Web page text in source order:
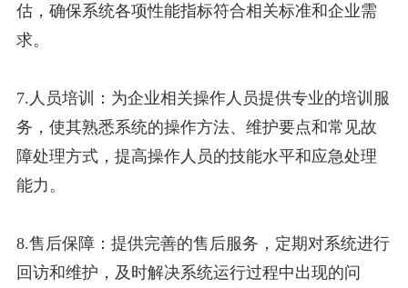
估，确保系统各项性能指标符合相关标准和企业需
求。
7.人员培训：为企业相关操作人员提供专业的培训服
务，使其熟悉系统的操作方法、维护要点和常见故
障处理方式，提高操作人员的技能水平和应急处理
能力。
8.售后保障：提供完善的售后服务，定期对系统进行
回访和维护，及时解决系统运行过程中出现的问